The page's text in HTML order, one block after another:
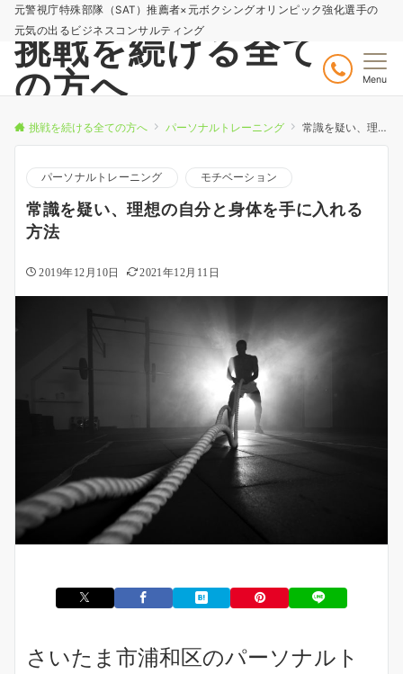
元警視庁特殊部隊（SAT）推薦者×元ボクシングオリンピック強化選手の
元気の出るビジネスコンサルティング
挑戦を続ける全て
の方へ
Menu
挑戦を続ける全ての方へ パーソナルトレーニング 常識を疑い、理想の自分と身体を手に入れる方法
パーソナルトレーニング モチベーション
常識を疑い、理想の自分と身体を手に入れる
方法
2019年12月10日 2021年12月11日
さいたま市浦和区のパーソナルト